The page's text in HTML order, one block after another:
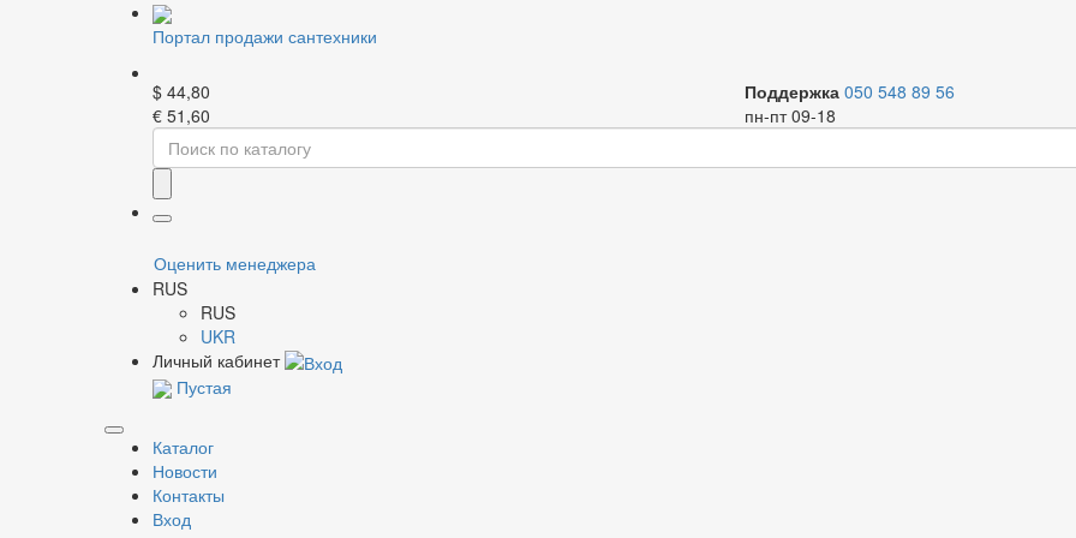
Портал продажи сантехники
$ 44,80
€ 51,60
Поддержка 050 548 89 56
пн-пт 09-18
Оценить менеджера
RUS
RUS
UKR
Личный кабинет
Пустая
Каталог
Новости
Контакты
Вход
Главная Каталог Насосная техника Комплектующие к насосам Кабель
Фильтр
Бренд
Модель насоса
Применить